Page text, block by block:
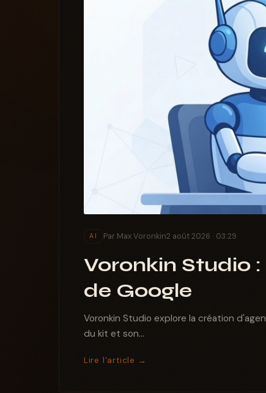
AI Par Max Voronkin2 août 2026 · 03:29
Voronkin Studio
de Google
Voronkin Studio explore la création
du kit et son...
Lire l'article →